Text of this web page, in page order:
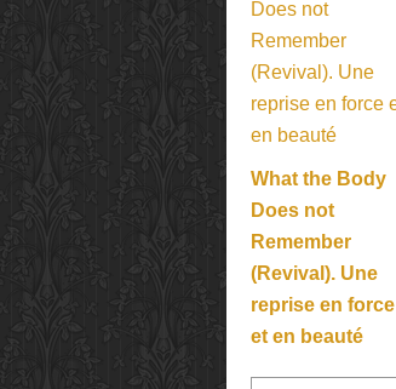
What the Body
Does not
Remember
(Revival). Une
reprise en force
et en beauté